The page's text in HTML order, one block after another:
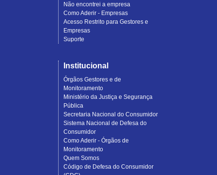
Não encontrei a empresa
Como Aderir - Empresas
Acesso Restrito para Gestores e
Empresas
Suporte
Institucional
Órgãos Gestores e de
Monitoramento
Ministério da Justiça e Segurança
Pública
Secretaria Nacional do Consumidor
Sistema Nacional de Defesa do
Consumidor
Como Aderir - Órgãos de
Monitoramento
Quem Somos
Código de Defesa do Consumidor